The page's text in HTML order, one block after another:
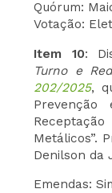
Quórum:
Votação:
Item 10:
Turno e
202/2025,
Metálicos”.
Denilson da
Emendas: